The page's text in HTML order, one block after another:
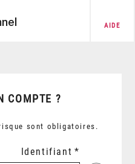
AIDE
COMPTE ?
sont obligatoires.
Identifiant